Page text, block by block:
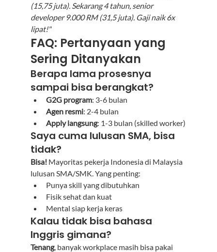
(15,75 juta). Sekarang 4 tahun, senior
developer 9.000 RM (31,5 juta). Gaji naik 6x
lipat!"
FAQ: Pertanyaan yang
Sering Ditanyakan
Berapa lama prosesnya
sampai bisa berangkat?
G2G program: 3-6 bulan
Agen resmi: 2-4 bulan
Apply langsung: 1-3 bulan (skilled worker)
Saya cuma lulusan SMA, bisa
tidak?
Bisa! Mayoritas pekerja Indonesia di Malaysia
lulusan SMA/SMK. Yang penting:
Punya skill yang dibutuhkan
Fisik sehat dan kuat
Mental siap kerja keras
Kalau tidak bisa bahasa
Inggris gimana?
Tenang, banyak workplace masih bisa pakai